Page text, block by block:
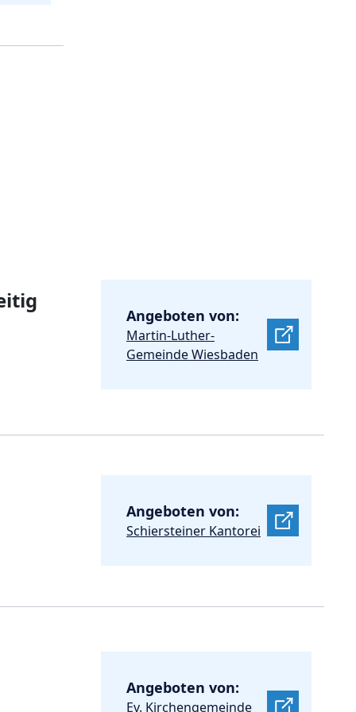
Angeboten von:
Martin-Luther-
Gemeinde Wiesbaden
Angeboten von:
Schiersteiner Kantorei
Angeboten von:
Ev. Kirchengemeinde